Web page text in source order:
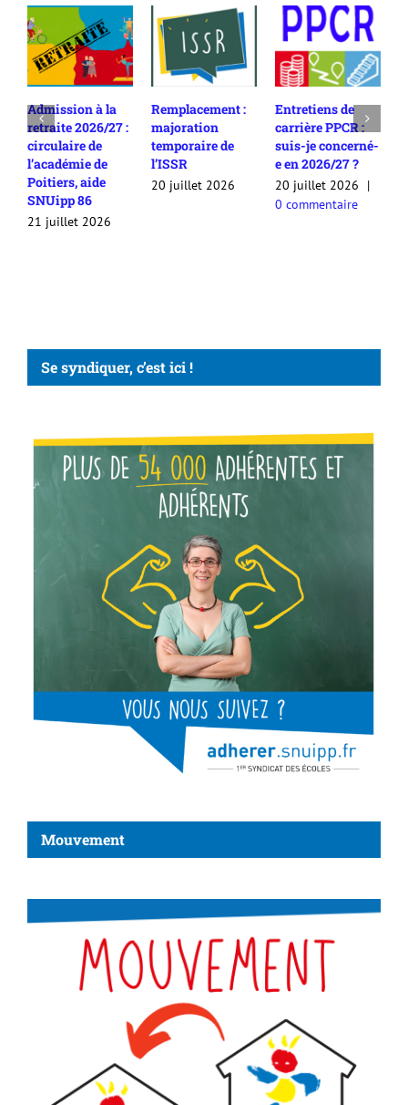
Admission à la
retraite 2026/27 :
circulaire de
l’académie de
Poitiers, aide
SNUipp 86
21 juillet 2026
Remplacement :
majoration
temporaire de
l’ISSR
20 juillet 2026
Entretiens de
carrière PPCR :
suis-je concerné-
e en 2026/27 ?
20 juillet 2026
|
0 commentaire
Se syndiquer, c’est ici !
Mouvement